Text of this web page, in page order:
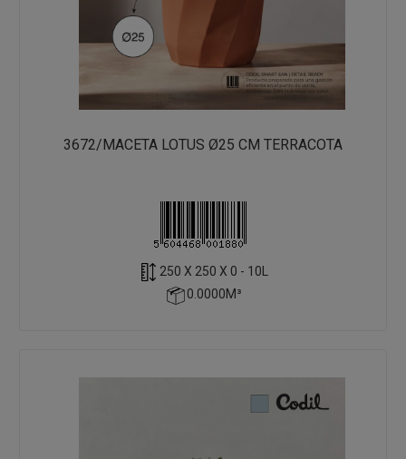
3672/MACETA LOTUS Ø25 CM TERRACOTA
250 X 250 X 0 - 10L
0.0000M³